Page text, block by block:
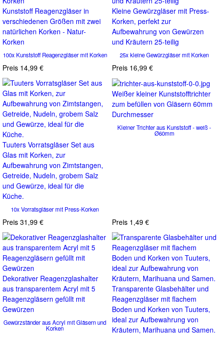
Kunststoff Reagenzgläser in
verschiedenen Größen mit zwei
natürlichen Korken - Natur-
Korken
100x Kunststoff Reagenzgläser mit Korken
Preis 14,99 €
Kleine Gewürzgläser mit Press-
Korken, perfekt zur
Aufbewahrung von Gewürzen
und Kräutern 25-teilig
25x kleine Gewürzgläser mit Korken
Preis 16,99 €
Tuuters Vorratsgläser Set aus
Glas mit Korken, zur
Aufbewahrung von Zimtstangen,
Getreide, Nudeln, grobem Salz
und Gewürze, ideal für die
Küche.
10x Vorratsgläser mit Press-Korken
Preis 31,99 €
Weißer kleiner Kunststofftrichter
zum befüllen von Gläsern 60mm
Durchmesser
Kleiner Trichter aus Kunststoff - weiß -
Ø60mm
Preis 1,49 €
Dekorativer Reagenzglashalter
aus transparentem Acryl mit 5
Reagenzgläsern gefüllt mit
Gewürzen
Gewürzständer aus Acryl mit Gläsern und
Korken
Transparente Glasbehälter und
Reagenzgläser mit flachem
Boden und Korken von Tuuters,
ideal zur Aufbewahrung von
Kräutern, Marihuana und Samen.